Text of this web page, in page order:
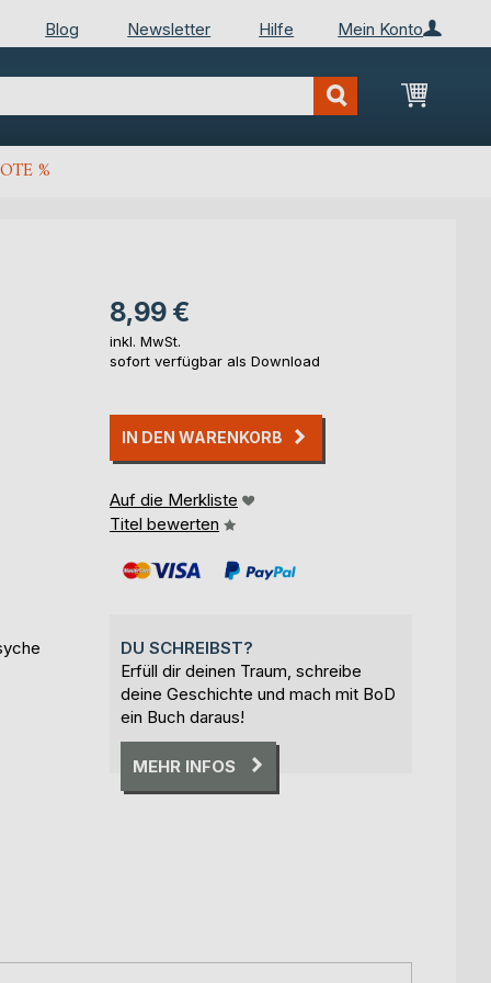
Mein Konto
Blog Newsletter Hilfe
Mein
%
8,99 €
inkl. MwSt.
sofort verfügbar als Download
IN DEN WARENKORB
Auf die Merkliste
Titel bewerten
DU SCHREIBST?
Erfüll dir deinen Traum, schreibe
deine Geschichte und mach mit BoD
ein Buch daraus!
MEHR INFOS